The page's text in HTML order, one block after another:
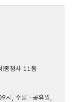
종청사 11동
, 주말 · 공휴일,